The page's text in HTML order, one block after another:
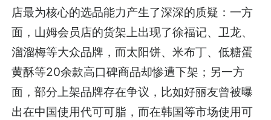
店最为核心的选品能力产生了深深的质疑：一方
面，山姆会员店的货架上出现了徐福记、卫龙、
溜溜梅等大众品牌，而太阳饼、米布丁、低糖蛋
黄酥等20余款高口碑商品却惨遭下架；另一方
面，部分上架品牌存在争议，比如好丽友曾被曝
出在中国使用代可可脂，而在韩国等市场使用可